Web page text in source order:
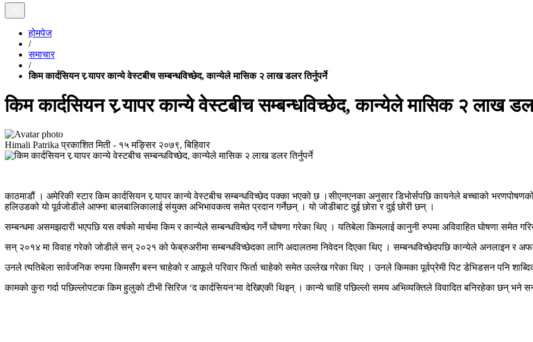
होमपेज
/
समाचार
/
किम कार्दसियन र र्‍यापर कान्ये वेस्टबीच सम्बन्धविच्छेद, कान्येले मासिक २ लाख डलर तिर्नुपर्ने
किम कार्दसियन र र्‍यापर कान्ये वेस्टबीच सम्बन्धविच्छेद, कान्येले मासिक २ लाख डलर
Himali Patrika प्रकाशित मिती - १५ मङ्सिर २०७९, बिहिवार
काठमाडौं । अमेरिकी स्टार किम कार्दसियन र र्‍यापर कान्ये वेस्टबीच सम्बन्धविच्छेद पक्का भएको छ ।सीएनएनका अनुसार डिभोर्सपछि कायनेले बच्चाको
हलिउडको यो पूर्वजोडीले आफ्ना बालबालिकालाई संयुक्त अभिभावकत्व समेत प्रदान गर्नेछन् । यो जोडीबाट दुई छोरा र दुई छोरी छन् ।
सम्बन्धमा असमझदारी भएपछि यस वर्षको मार्चमा किम र कान्येले सम्बन्धविच्छेद गर्ने घोषणा गरेका थिए । यतिबेला किमलाई कानुनी रुपमा अविवाहित घोषणा समेत
सन् २०१४ मा विवाह गरेको जोडीले सन् २०२१ को फेब्रुअरीमा सम्बन्धविच्छेदका लागि अदालतमा निवेदन दिएका थिए । सम्बन्धविच्छेदपछि कान्येले अनलाइन र
उनले त्यतिबेला सार्वजनिक रुपमा किमसँग बस्न चाहेको र आफूले परिवार फिर्ता चाहेको समेत उल्लेख गरेका थिए । उनले किमका पूर्वप्रेमी पिट डेभिडसन पनि
कामको कुरा गर्दा पछिल्लोपटक किम हुलुको टीभी सिरिज ‘द कार्दसियन’मा देखिएकी थिइन् । कान्ये चाहिं पछिल्लो समय अभिव्यक्तिले विवादित बनिरहेका छन्